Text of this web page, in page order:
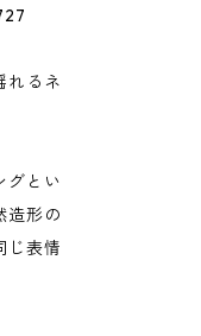
れるネ
グとい
造形の
じ表情